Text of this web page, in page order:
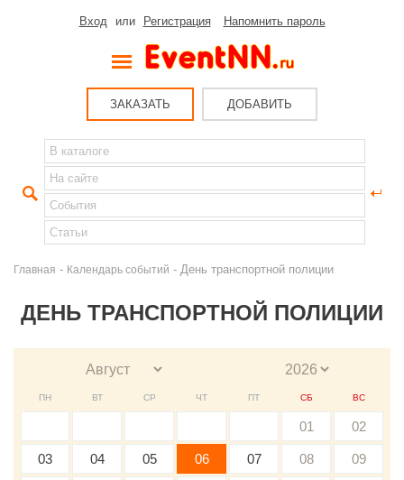
Вход или Регистрация Напомнить пароль
ЗАКАЗАТЬ ДОБАВИТЬ
Главная - Календарь событий - День транспортной полиции
ДЕНЬ ТРАНСПОРТНОЙ ПОЛИЦИИ
ПН ВТ СР ЧТ ПТ СБ ВС
01 02
03 04 05 06 07 08 09